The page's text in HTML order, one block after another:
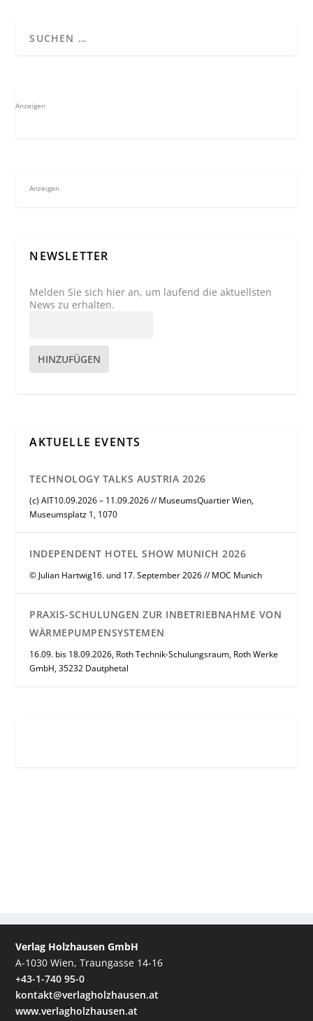
Anzeigen
Anzeigen
NEWSLETTER
Melden Sie sich hier an, um laufend die aktuellsten
News zu erhalten.
HINZUFÜGEN
AKTUELLE EVENTS
TECHNOLOGY TALKS AUSTRIA 2026
(c) AIT10.09.2026 – 11.09.2026 // MuseumsQuartier Wien,
Museumsplatz 1, 1070
INDEPENDENT HOTEL SHOW MUNICH 2026
© Julian Hartwig16. und 17. September 2026 // MOC Munich
PRAXIS-SCHULUNGEN ZUR INBETRIEBNAHME VON
WÄRMEPUMPENSYSTEMEN
16.09. bis 18.09.2026, Roth Technik-Schulungsraum, Roth Werke
GmbH, 35232 Dautphetal
Verlag Holzhausen GmbH
A-1030 Wien, Traungasse 14-16
+43-1-740 95-0
kontakt@verlagholzhausen.at
www.verlagholzhausen.at